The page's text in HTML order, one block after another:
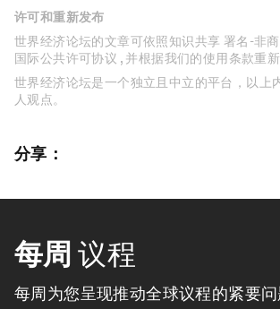
许可和重新发布
世界经济论坛的文章可依照知识共享 署名-非
国际公共许可协议 , 并根据我们的使用条款重新
世界经济论坛是一个独立且中立的平台，以上
人观点。
分享：
每周 议程
每周为您呈现推动全球议程的紧要问